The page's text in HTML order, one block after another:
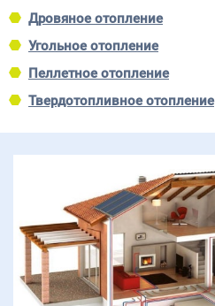
Дровяное отопление
Угольное отопление
Пеллетное отопление
Твердотопливное отопление